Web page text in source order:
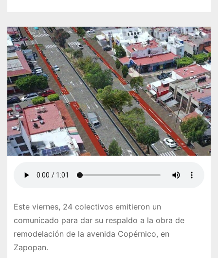
Este viernes, 24 colectivos emitieron un
comunicado para dar su respaldo a la obra de
remodelación de la avenida Copérnico, en
Zapopan.